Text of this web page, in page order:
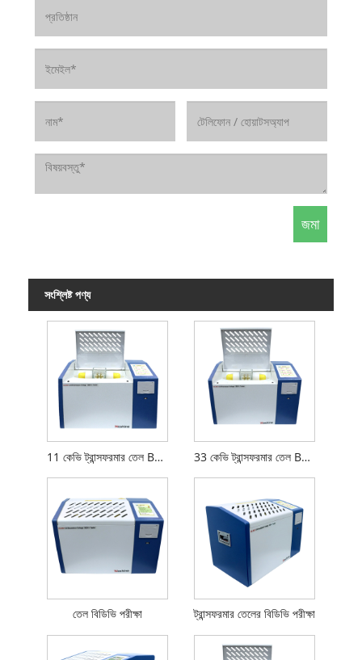
সংশ্লিষ্ট পণ্য
11 কেভি ট্রান্সফরমার তেল BDV মান 33 কেভি ট্রান্সফরমার তেল BDV মান
তেল বিডিভি পরীক্ষা ট্রান্সফরমার তেলের বিডিভি পরীক্ষা